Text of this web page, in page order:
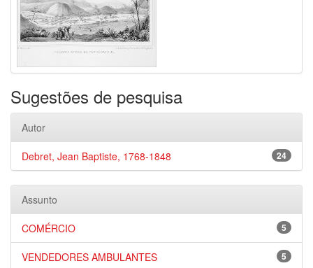
Sugestões de pesquisa
Autor
24
Debret, Jean Baptiste, 1768-1848
Assunto
5
COMÉRCIO
5
VENDEDORES AMBULANTES